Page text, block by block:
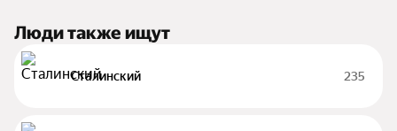
Люди также ищут
Сталинский 235